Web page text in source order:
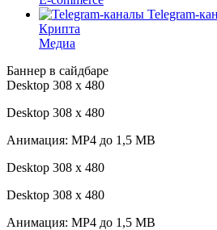
Telegram-
Крипта
Медиа
Баннер в сайдбаре
Desktop 308 х 480
Desktop 308 х 480
Анимация: MP4 до 1,5 MB
Desktop 308 х 480
Desktop 308 х 480
Анимация: MP4 до 1,5 MB